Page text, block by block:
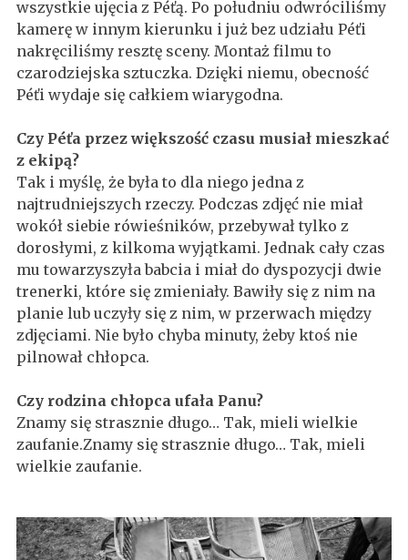
wszystkie ujęcia z Péťą. Po południu odwróciliśmy
kamerę w innym kierunku i już bez udziału Péťi
nakręciliśmy resztę sceny. Montaż filmu to
czarodziejska sztuczka. Dzięki niemu, obecność
Péťi wydaje się całkiem wiarygodna.
Czy Péťa przez większość czasu musiał mieszkać
z ekipą?
Tak i myślę, że była to dla niego jedna z
najtrudniejszych rzeczy. Podczas zdjęć nie miał
wokół siebie rówieśników, przebywał tylko z
dorosłymi, z kilkoma wyjątkami. Jednak cały czas
mu towarzyszyła babcia i miał do dyspozycji dwie
trenerki, które się zmieniały. Bawiły się z nim na
planie lub uczyły się z nim, w przerwach między
zdjęciami. Nie było chyba minuty, żeby ktoś nie
pilnował chłopca.
Czy rodzina chłopca ufała Panu?
Znamy się strasznie długo… Tak, mieli wielkie
zaufanie.Znamy się strasznie długo… Tak, mieli
wielkie zaufanie.